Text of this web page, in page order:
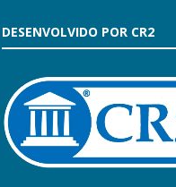
DESENVOLVIDO POR CR2